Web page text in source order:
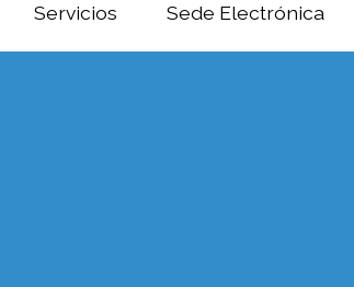
Servicios Sede Electrónica